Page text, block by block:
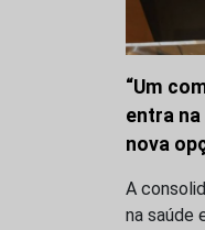
“Um
entra
nova
A
na saúde